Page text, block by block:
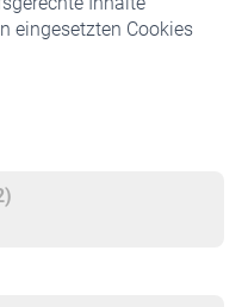
eingesetzten Cookies